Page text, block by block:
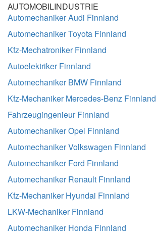
AUTOMOBILINDUSTRIE
Automechaniker Audi Finnland
Automechaniker Toyota Finnland
Kfz-Mechatroniker Finnland
Autoelektriker Finnland
Automechaniker BMW Finnland
Kfz-Mechaniker Mercedes-Benz Finnland
Fahrzeugingenieur Finnland
Automechaniker Opel Finnland
Automechaniker Volkswagen Finnland
Automechaniker Ford Finnland
Automechaniker Renault Finnland
Kfz-Mechaniker Hyundai Finnland
LKW-Mechaniker Finnland
Automechaniker Honda Finnland